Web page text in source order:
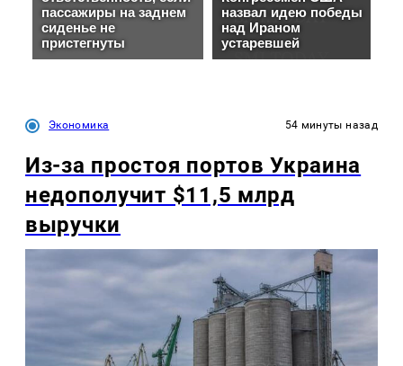
Экономика 54 минуты назад
Из-за простоя портов Украина
недополучит $11,5 млрд
выручки